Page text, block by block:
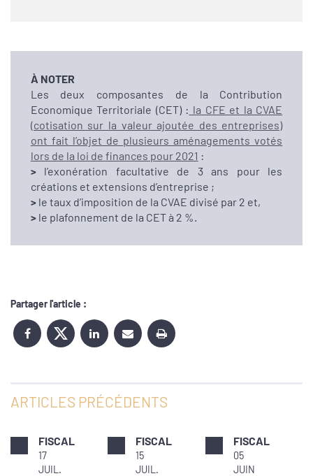
À NOTER
Les deux composantes de la Contribution
Economique Territoriale (CET) : la CFE et la CVAE
(cotisation sur la valeur ajoutée des entreprises)
ont fait l’objet de plusieurs aménagements votés
lors de la loi de finances pour 2021 :
>l’exonération facultative de 3 ans pour les
créations et extensions d’entreprise ;
>le taux d’imposition de la CVAE divisé par 2 et,
>le plafonnement de la CET à 2 %.
Partager l'article :
ARTICLES PRÉCÉDENTS
FISCAL
17
JUIL.
FISCAL
15
JUIL.
FISCAL
05
JUIN